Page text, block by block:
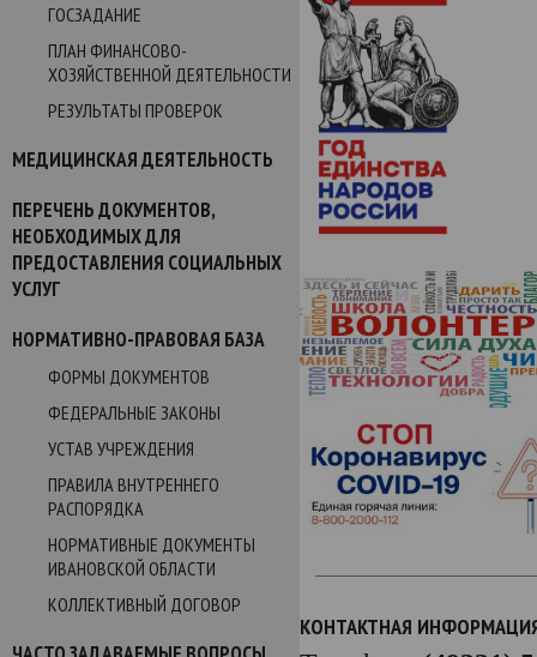
ГОСЗАДАНИЕ
ПЛАН ФИНАНСОВО-
ХОЗЯЙСТВЕННОЙ ДЕЯТЕЛЬНОСТИ
РЕЗУЛЬТАТЫ ПРОВЕРОК
МЕДИЦИНСКАЯ ДЕЯТЕЛЬНОСТЬ
ПЕРЕЧЕНЬ ДОКУМЕНТОВ,
НЕОБХОДИМЫХ ДЛЯ
ПРЕДОСТАВЛЕНИЯ СОЦИАЛЬНЫХ
УСЛУГ
НОРМАТИВНО-ПРАВОВАЯ БАЗА
ФОРМЫ ДОКУМЕНТОВ
ФЕДЕРАЛЬНЫЕ ЗАКОНЫ
УСТАВ УЧРЕЖДЕНИЯ
ПРАВИЛА ВНУТРЕННЕГО
РАСПОРЯДКА
НОРМАТИВНЫЕ ДОКУМЕНТЫ
ИВАНОВСКОЙ ОБЛАСТИ
КОЛЛЕКТИВНЫЙ ДОГОВОР
КОНТАКТНАЯ